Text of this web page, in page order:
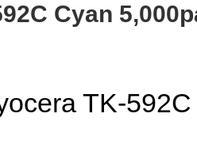
Cyan
TK-